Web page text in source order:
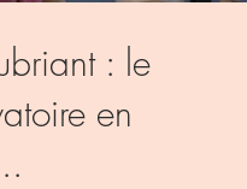
: le
en